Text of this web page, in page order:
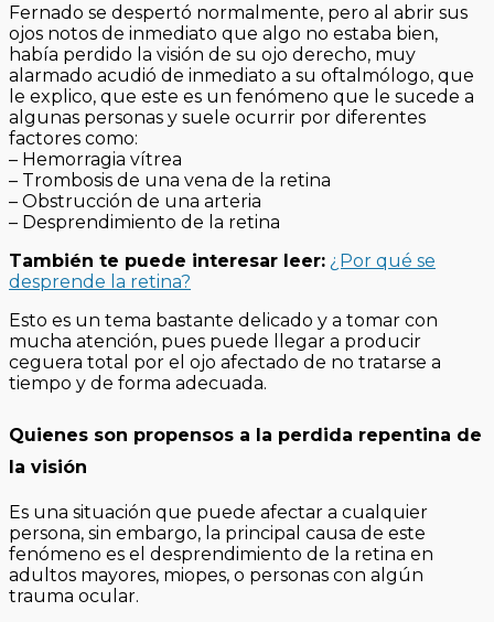
Fernado se despertó normalmente, pero al abrir sus
ojos notos de inmediato que algo no estaba bien,
había perdido la visión de su ojo derecho, muy
alarmado acudió de inmediato a su oftalmólogo, que
le explico, que este es un fenómeno que le sucede a
algunas personas y suele ocurrir por diferentes
factores como:
– Hemorragia vítrea
– Trombosis de una vena de la retina
– Obstrucción de una arteria
– Desprendimiento de la retina
También te puede interesar leer: ¿Por qué se
desprende la retina?
Esto es un tema bastante delicado y a tomar con
mucha atención, pues puede llegar a producir
ceguera total por el ojo afectado de no tratarse a
tiempo y de forma adecuada.
Quienes son propensos a la perdida repentina de
la visión
Es una situación que puede afectar a cualquier
persona, sin embargo, la principal causa de este
fenómeno es el desprendimiento de la retina en
adultos mayores, miopes, o personas con algún
trauma ocular.